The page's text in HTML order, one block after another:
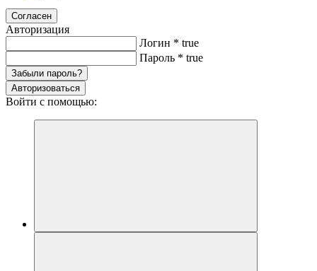
Согласен
Авторизация
Логин * true
Пароль * true
Забыли пароль?
Авторизоваться
Войти с помощью: